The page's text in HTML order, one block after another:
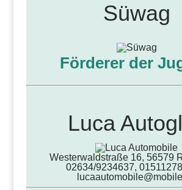
Süwag
Förderer der
Luca
Westerwaldstraße 16, 56579
02634/9234637,